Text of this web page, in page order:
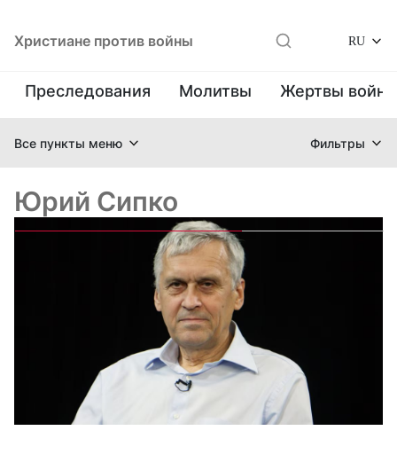
Христиане против войны RU
Преследования Молитвы Жертвы
Все пункты меню Фильтры
Юрий Сипко